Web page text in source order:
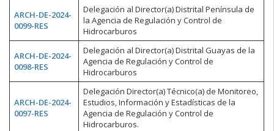
ARCH-DE-2024-
0099-RES
Delegación al Director(a) Distrital Península de
la Agencia de Regulación y Control de
Hidrocarburos
ARCH-DE-2024-
0098-RES
Delegación al Director(a) Distrital Guayas de la
Agencia de Regulación y Control de
Hidrocarburos
ARCH-DE-2024-
0097-RES
Delegación Director(a) Técnico(a) de Monitoreo,
Estudios, Información y Estadísticas de la
Agencia de Regulación y Control de
Hidrocarburos.